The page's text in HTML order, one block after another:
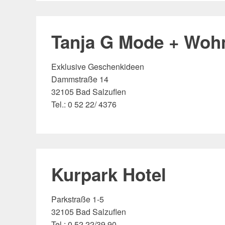
Tanja G Mode +
Exklusive Geschenkideen
Dammstraße 14
32105 Bad Salzuflen
Tel.: 0 52 22/ 4376
Kurpark Hotel
Parkstraße 1-5
32105 Bad Salzuflen